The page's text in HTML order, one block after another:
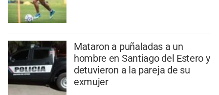
Mataron a puñaladas a un
hombre en Santiago del Estero y
detuvieron a la pareja de su
exmujer